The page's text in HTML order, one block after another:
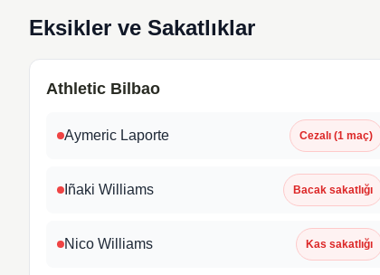
Eksikler ve Sakatlıklar
Athletic Bilbao
Aymeric Laporte Cezalı (1 maç)
Iñaki Williams Bacak sakatlığı
Nico Williams Kas sakatlığı